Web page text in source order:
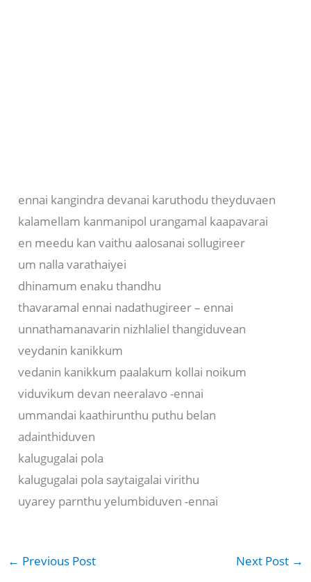
ennai kangindra devanai karuthodu theyduvaen
kalamellam kanmanipol urangamal kaapavarai
en meedu kan vaithu aalosanai sollugireer
um nalla varathaiyei
dhinamum enaku thandhu
thavaramal ennai nadathugireer – ennai
unnathamanavarin nizhlaliel thangiduvean
veydanin kanikkum
vedanin kanikkum paalakum kollai noikum
viduvikum devan neeralavo -ennai
ummandai kaathirunthu puthu belan
adainthiduven
kalugugalai pola
kalugugalai pola saytaigalai virithu
uyarey parnthu yelumbiduven -ennai
← Previous Post Next Post →